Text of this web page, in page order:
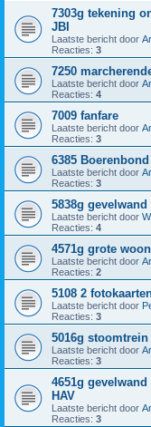
7303g tekening
JBI
Laatste bericht door
Reacties: 3
7250
Laatste bericht door
Reacties: 4
7009 fanfare
Laatste bericht door
Reacties: 3
6385
Laatste bericht door
Reacties: 3
5838g
Laatste bericht door
Reacties: 4
4571g grote
Laatste bericht door
Reacties: 2
5108 2
Laatste bericht door
Reacties: 3
5016g
Laatste bericht door
Reacties: 3
4651g
HAV
Laatste bericht door
Reacties: 3